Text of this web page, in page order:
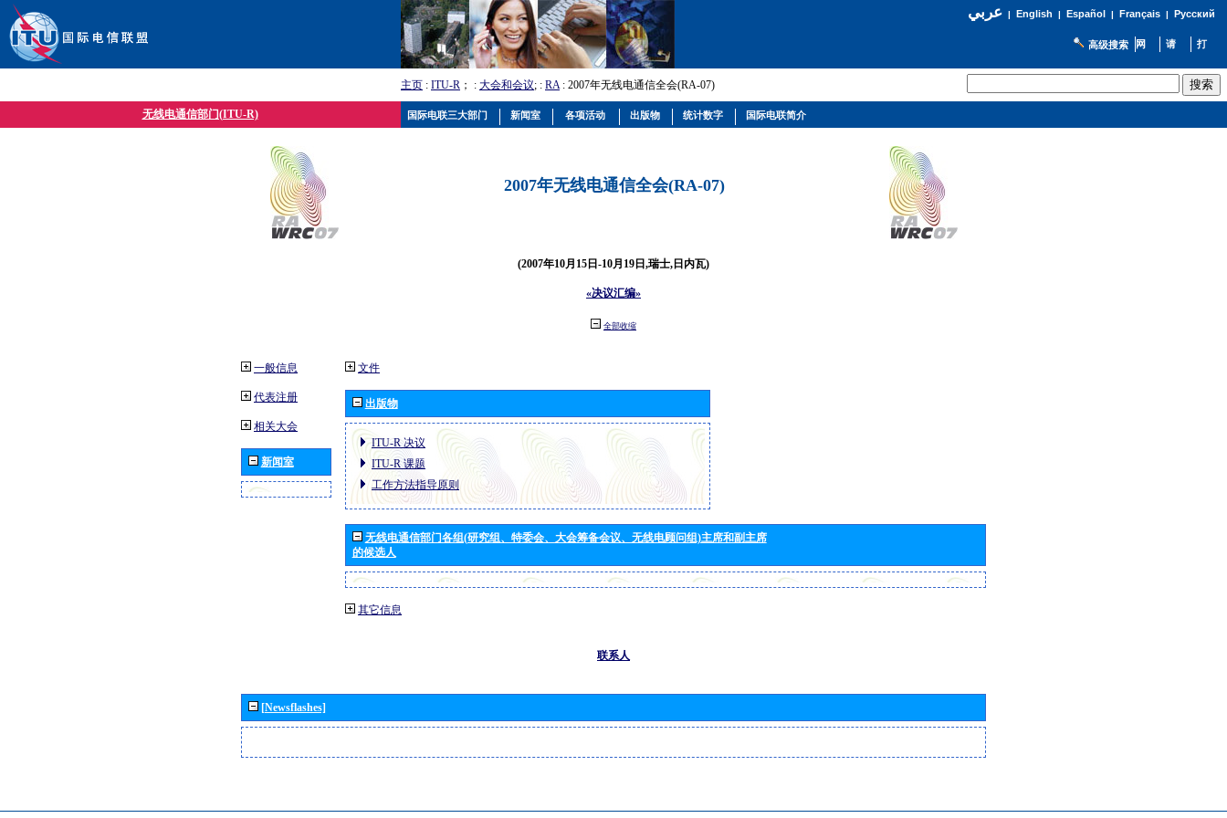
عربي| English | Español | Français| Русский
高级搜索
主页 : ITU-R ； : 大会和会议; : RA: 2007年无线电通信全会(RA-07)
无线电通信部门(ITU-R)
2007年无线电通信全会(RA-07)
(2007年10月15日-10月19日,瑞士,日内瓦)
«决议汇编»
全部收缩
一般信息
代表注册
相关大会
新闻室
文件
出版物
ITU-R 决议
ITU-R 课题
工作方法指导原则
无线电通信部门各组(研究组、特委会、大会筹备会议、无线电顾问组)主席和副主席
的候选人
其它信息
联系人
[Newsflashes]
国际电联三大部门 新闻室 各项活动 出版物 统计数字 国际电联简介